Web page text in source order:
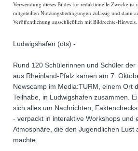
Verwendung dieses Bildes für redaktionelle Zwecke ist
mitgeteilten Nutzungsbedingungen zulässig und dann
Veröffentlichung ausschließlich mit Bildrechte-Hinweis.
Ludwigshafen (ots) -
Rund 120 Schülerinnen und Schüler der
aus Rheinland-Pfalz kamen am 7.
Newscamp im Media:TURM, einem Ort
Teilhabe, in Ludwigshafen zusammen.
sich alles um Nachrichten,
- verpackt in interaktive Workshops und
Atmosphäre, die den Jugendlichen Lust
machte.